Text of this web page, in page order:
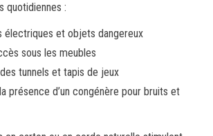
quotidiennes :
électriques et objets dangereux
sous les meubles
tunnels et tapis de jeux
présence d’un congénère pour bruits et